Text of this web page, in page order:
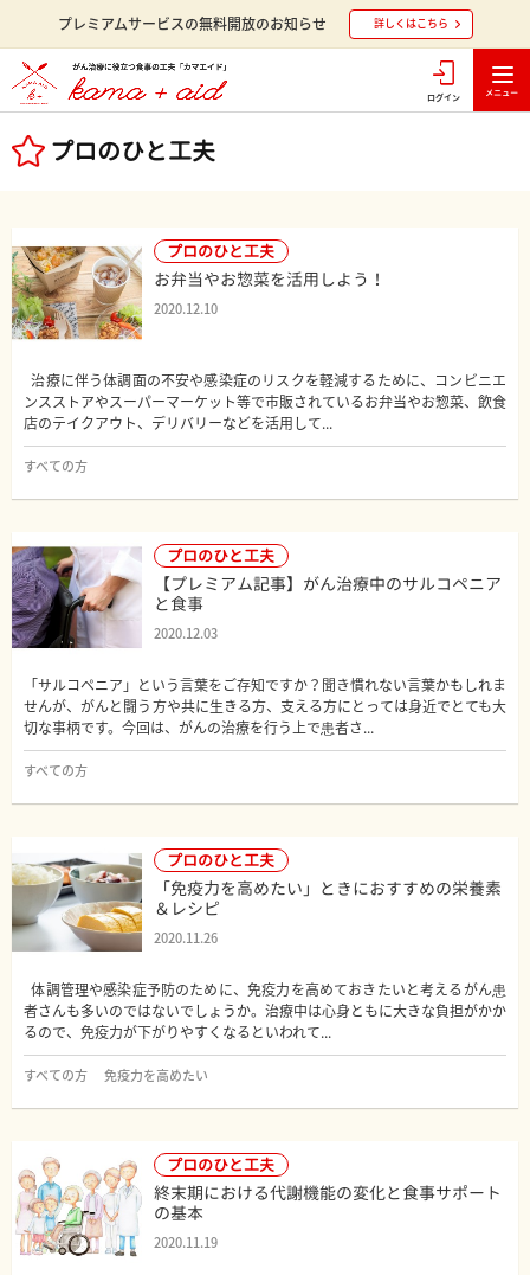
プレミアムサービスの無料開放のお知らせ 詳しくはこちら
ログイン
プロのひと工夫
プロのひと工夫
お弁当やお惣菜を活用しよう！
2020.12.10
治療に伴う体調面の不安や感染症のリスクを軽減するために、コンビニエ
ンスストアやスーパーマーケット等で市販されているお弁当やお惣菜、飲食
店のテイクアウト、デリバリーなどを活用して...
すべての方
プロのひと工夫
【プレミアム記事】がん治療中のサルコペニア
と食事
2020.12.03
「サルコペニア」という言葉をご存知ですか？聞き慣れない言葉かもしれま
せんが、がんと闘う方や共に生きる方、支える方にとっては身近でとても大
切な事柄です。今回は、がんの治療を行う上で患者さ...
すべての方
プロのひと工夫
「免疫力を高めたい」ときにおすすめの栄養素
＆レシピ
2020.11.26
体調管理や感染症予防のために、免疫力を高めておきたいと考えるがん患
者さんも多いのではないでしょうか。治療中は心身ともに大きな負担がかか
るので、免疫力が下がりやすくなるといわれて...
すべての方 免疫力を高めたい
プロのひと工夫
終末期における代謝機能の変化と食事サポート
の基本
2020.11.19